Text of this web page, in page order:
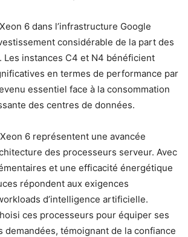
6 dans l’infrastructure Google
considérable de la part des
Les instances C4 et N4 bénéficient
en termes de performance par
essentiel face à la consommation
des centres de données.
6 représentent une avancée
des processeurs serveur. Avec
et une efficacité énergétique
répondent aux exigences
d’intelligence artificielle.
ces processeurs pour équiper ses
demandées, témoignant de la confiance